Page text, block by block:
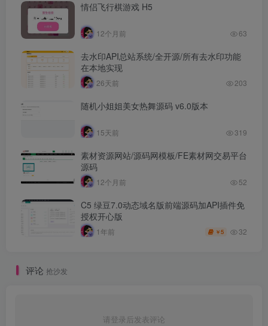
情侣飞行棋游戏 H5
12个月前 63
去水印API总站系统/全开源/所有去水印功能
在本地实现
26天前 203
随机小姐姐美女热舞源码 v6.0版本
15天前 319
素材资源网站/源码网模板/FE素材网交易平台
源码
12个月前 52
C5 绿豆7.0动态域名版前端源码加API插件免
授权开心版
1年前 ￥5 32
评论 抢沙发
请登录后发表评论